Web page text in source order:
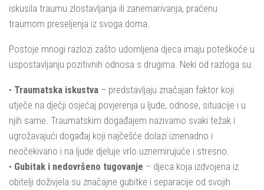
iskusila traumu zlostavljanja ili zanemarivanja, praćenu
traumom preseljenja iz svoga doma.
Postoje mnogi razlozi zašto udomljena djeca imaju poteškoće u
uspostavljanju pozitivnih odnosa s drugima. Neki od razloga su:
• Traumatska iskustva – predstavljaju značajan faktor koji
utječe na dječji osjećaj povjerenja u ljude, odnose, situacije i u
njih same. Traumatskim događajem nazivamo svaki težak i
ugrožavajući događaj koji najčešće dolazi iznenadno i
neočekivano i na ljude djeluje vrlo uznemirujuće i stresno.
• Gubitak i nedovršeno tugovanje – djeca koja izdvojena iz
obitelji doživjela su značajne gubitke i separacije od svojih